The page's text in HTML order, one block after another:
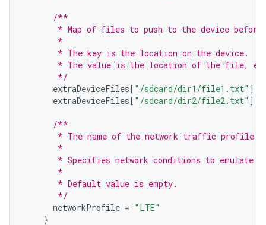
/**
* Map of files to push to the device
       *
       * The key is the location on the device.
* The value is the location of the file,
       */
extraDeviceFiles[ "/sdcard/dir1/file1.txt" ]
extraDeviceFiles[ "/sdcard/dir2/file2.txt" ]
/**
       * The name of the network traffic profile.
       *
* Specifies network conditions to emulate
       *
       * Default value is empty.
       */
networkProfile = "LTE"
}